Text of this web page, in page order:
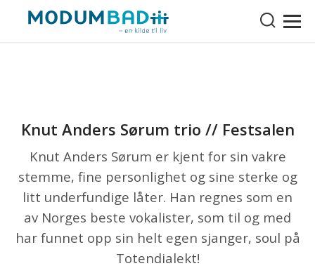
Knut Anders Sørum trio // Festsalen
Knut Anders Sørum er kjent for sin vakre
stemme, fine personlighet og sine sterke og
litt underfundige låter. Han regnes som en
av Norges beste vokalister, som til og med
har funnet opp sin helt egen sjanger, soul på
Totendialekt!